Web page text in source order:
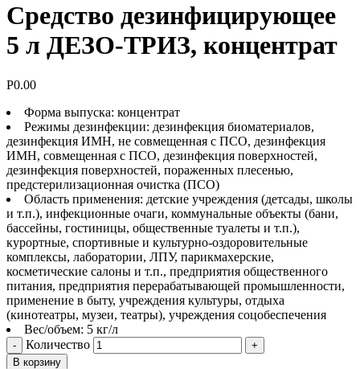
Средство дезинфицирующее
5 л ДЕЗО-ТРИЗ, концентрат
Р0.00
Форма выпуска: концентрат
Режимы дезинфекции: дезинфекция биоматериалов,
дезинфекция ИМН, не совмещенная с ПСО, дезинфекция
ИМН, совмещенная с ПСО, дезинфекция поверхностей,
дезинфекция поверхностей, пораженных плесенью,
предстерилизационная очистка (ПСО)
Область применения: детские учреждения (детсады, школы
и т.п.), инфекционные очаги, коммунальные объекты (бани,
бассейны, гостиницы, общественные туалеты и т.п.),
курортные, спортивные и культурно-оздоровительные
комплексы, лаборатории, ЛПУ, парикмахерские,
косметические салоны и т.п., предприятия общественного
питания, предприятия перерабатывающей промышленности,
применение в быту, учреждения культуры, отдыха
(кинотеатры, музеи, театры), учреждения соцобеспечения
Вес/объем: 5 кг/л
Количество
В корзину